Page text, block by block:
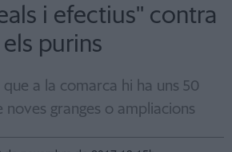
i efectius'' contra
els purins
a la comarca hi ha uns 50
noves granges o ampliacions